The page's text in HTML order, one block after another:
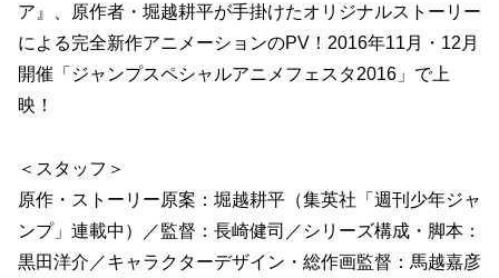
ア』、原作者・堀越耕平が手掛けたオリジナルストーリー
による完全新作アニメーションのPV！2016年11月・12月
開催「ジャンプスペシャルアニメフェスタ2016」で上
映！
＜スタッフ＞
原作・ストーリー原案：堀越耕平（集英社「週刊少年ジャ
ンプ」連載中）／監督：長崎健司／シリーズ構成・脚本：
黒田洋介／キャラクターデザイン・総作画監督：馬越嘉彦